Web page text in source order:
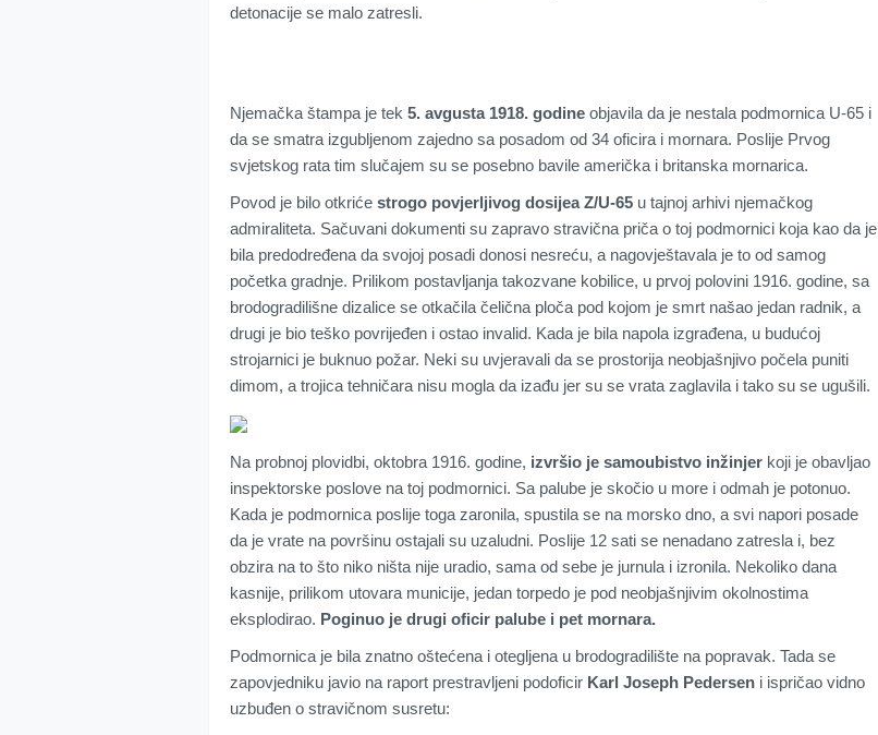
detonacije se malo zatresli.
Njemačka štampa je tek 5. avgusta 1918. godine objavila da je nestala podmornica U-65 i
da se smatra izgubljenom zajedno sa posadom od 34 oficira i mornara. Poslije Prvog
svjetskog rata tim slučajem su se posebno bavile američka i britanska mornarica.
Povod je bilo otkriće strogo povjerljivog dosijea Z/U-65 u tajnoj arhivi njemačkog
admiraliteta. Sačuvani dokumenti su zapravo stravična priča o toj podmornici koja kao da je
bila predodređena da svojoj posadi donosi nesreću, a nagovještavala je to od samog
početka gradnje. Prilikom postavljanja takozvane kobilice, u prvoj polovini 1916. godine, sa
brodogradilišne dizalice se otkačila čelična ploča pod kojom je smrt našao jedan radnik, a
drugi je bio teško povrijeđen i ostao invalid. Kada je bila napola izgrađena, u budućoj
strojarnici je buknuo požar. Neki su uvjeravali da se prostorija neobjašnjivo počela puniti
dimom, a trojica tehničara nisu mogla da izađu jer su se vrata zaglavila i tako su se ugušili.
Na probnoj plovidbi, oktobra 1916. godine, izvršio je samoubistvo inžinjer koji je obavljao
inspektorske poslove na toj podmornici. Sa palube je skočio u more i odmah je potonuo.
Kada je podmornica poslije toga zaronila, spustila se na morsko dno, a svi napori posade
da je vrate na površinu ostajali su uzaludni. Poslije 12 sati se nenadano zatresla i, bez
obzira na to što niko ništa nije uradio, sama od sebe je jurnula i izronila. Nekoliko dana
kasnije, prilikom utovara municije, jedan torpedo je pod neobjašnjivim okolnostima
eksplodirao. Poginuo je drugi oficir palube i pet mornara.
Podmornica je bila znatno oštećena i otegljena u brodogradilište na popravak. Tada se
zapovjedniku javio na raport prestravljeni podoficir Karl Joseph Pedersen i ispričao vidno
uzbuđen o stravičnom susretu: